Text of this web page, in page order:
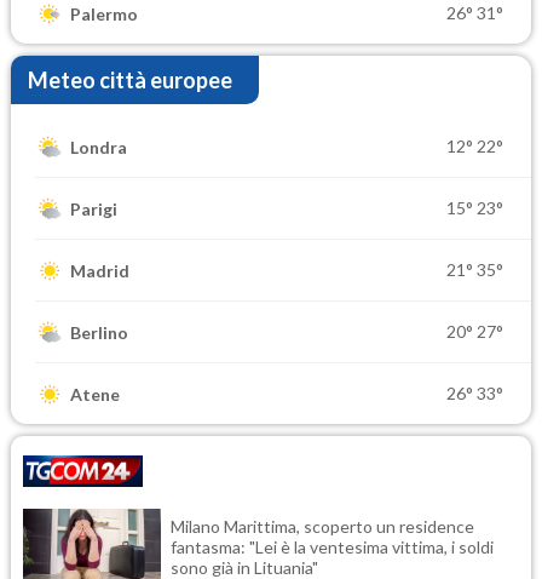
Palermo 26° 31°
Meteo città europee
Londra 12° 22°
Parigi 15° 23°
Madrid 21° 35°
Berlino 20° 27°
Atene 26° 33°
Milano Marittima, scoperto un residence
fantasma: "Lei è la ventesima vittima, i soldi
sono già in Lituania"